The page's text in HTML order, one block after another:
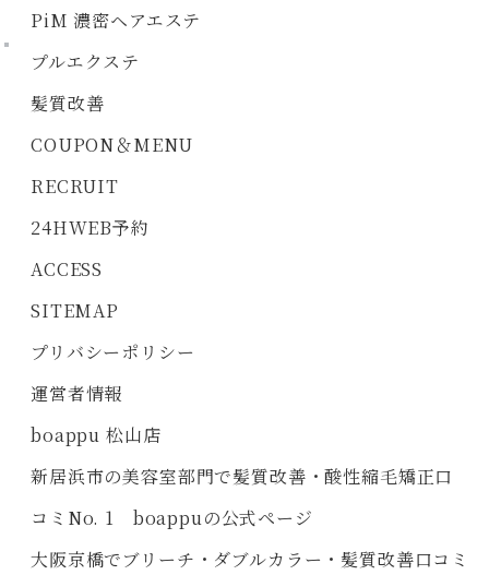
PiM 濃密ヘアエステ
プルエクステ
髪質改善
COUPON＆MENU
RECRUIT
24HWEB予約
ACCESS
SITEMAP
プリバシーポリシー
運営者情報
boappu 松山店
新居浜市の美容室部門で髪質改善・酸性縮毛矯正口
コミNo. 1 boappuの公式ページ
大阪京橋でブリーチ・ダブルカラー・髪質改善口コミ